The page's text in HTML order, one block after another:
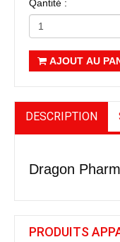
Qantité :
AJOUT AU
DESCRIPTION
Dragon
PRODUITS